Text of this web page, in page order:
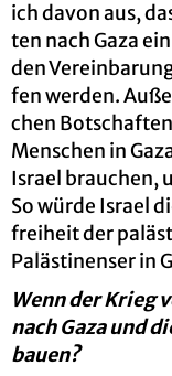
ich davon aus,
ten nach Gaza
den
fen wer­den.
chen
Men­schen in
Is­ra­el brau­chen,
So würde Is­ra­el
frei­heit der
Pa­läs­ti­nen­ser in
Wenn der Krieg
nach Gaza und
bau­en?